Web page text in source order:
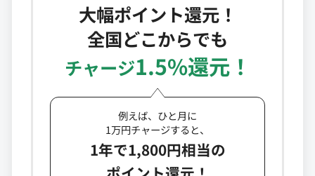
大幅ポイント還元！
全国どこからでも
チャージ1.5%還元！
例えば、ひと月に
1万円チャージすると、
1年で1,800円相当の